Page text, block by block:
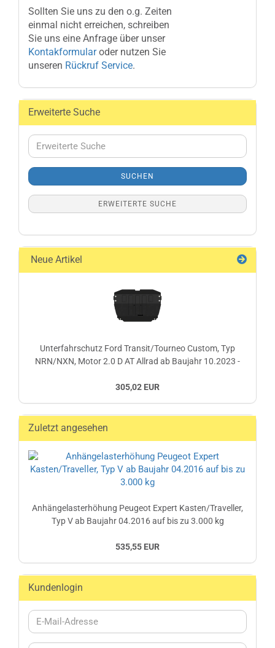
Sollten Sie uns zu den o.g. Zeiten
einmal nicht erreichen, schreiben
Sie uns eine Anfrage über unser
Kontakformularoder nutzen Sie
unseren Rückruf Service.
Erweiterte Suche
Erweiterte
Suche
SUCHEN
ERWEITERTE SUCHE
Neue Artikel
Unterfahrschutz Ford Transit/Tourneo Custom, Typ
NRN/NXN, Motor 2.0 D AT Allrad ab Baujahr 10.2023 -
305,02 EUR
Zuletzt angesehen
Anhängelasterhöhung Peugeot Expert Kasten/Traveller,
Typ V ab Baujahr 04.2016 auf bis zu 3.000 kg
535,55 EUR
Kundenlogin
E-
Mail-